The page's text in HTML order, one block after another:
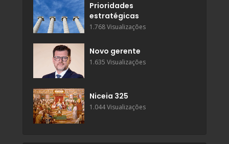
Prioridades
estratégicas
1.768 Visualizações
Novo gerente
1.635 Visualizações
Niceia 325
1.044 Visualizações